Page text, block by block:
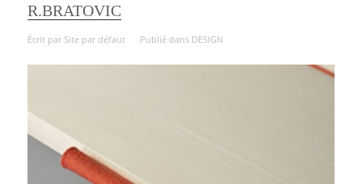
R.BRATOVIC
Écrit par Site par défaut Publié dans DESIGN